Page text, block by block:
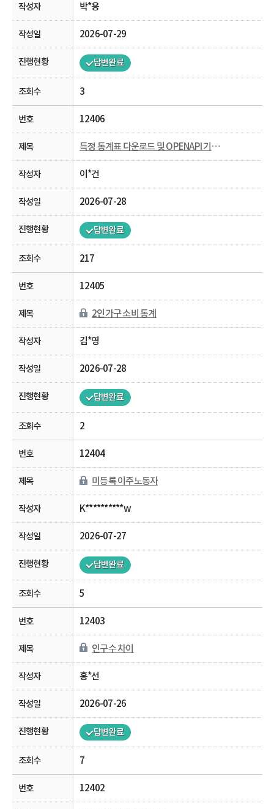
박*용
2026-07-29
답변완료
3
12406
특정 통계표 다운로드 및 OPENAPI 기능 비활성화
이*건
2026-07-28
답변완료
217
12405
2인가구 소비 통계
김*영
2026-07-28
답변완료
2
12404
미등록 이주노동자
K**********w
2026-07-27
답변완료
5
12403
인구수 차이
홍*선
2026-07-26
답변완료
7
12402